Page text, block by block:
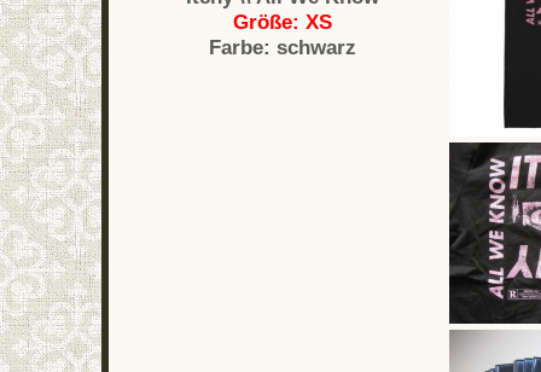
Größe: XS
Farbe: schwarz